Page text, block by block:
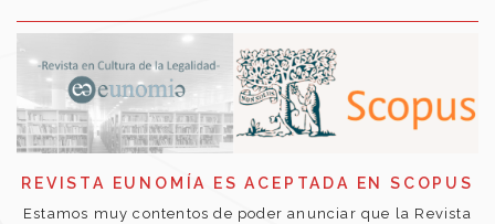
REVISTA EUNOMÍA ES ACEPTADA EN SCOPUS
Estamos muy contentos de poder anunciar que la Revista